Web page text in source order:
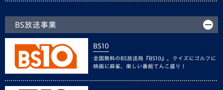
BS放送事業
BS10
全国無料のBS放送局『BS10』。クイズにゴルフに
映画に麻雀、楽しい番組てんこ盛り！